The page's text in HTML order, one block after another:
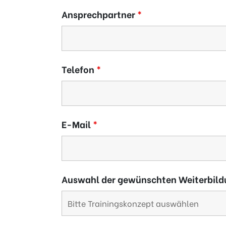
Ansprechpartner*
Telefon *
E-Mail*
Auswahl der gewünschten